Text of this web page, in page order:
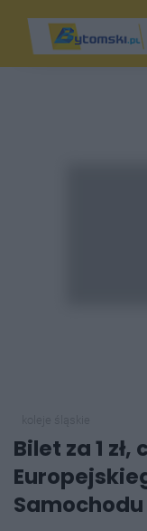
Bilet za 1
Samochodu